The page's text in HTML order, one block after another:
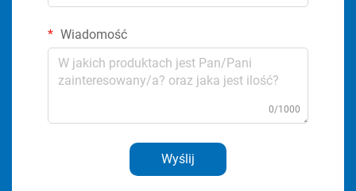
Wiadomość
0/1000
Wyślij